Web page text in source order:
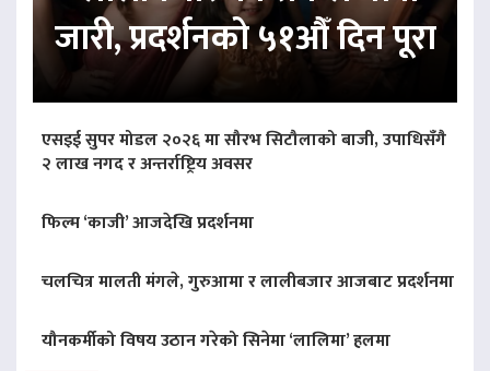
जारी, प्रदर्शनको ५१औँ दिन पूरा
एसइई सुपर मोडल २०२६ मा सौरभ सिटौलाको बाजी, उपाधिसँगै
२ लाख नगद र अन्तर्राष्ट्रिय अवसर
फिल्म ‘काजी’ आजदेखि प्रदर्शनमा
चलचित्र मालती मंगले, गुरुआमा र लालीबजार आजबाट प्रदर्शनमा
यौनकर्मीको विषय उठान गरेको सिनेमा ‘लालिमा’ हलमा